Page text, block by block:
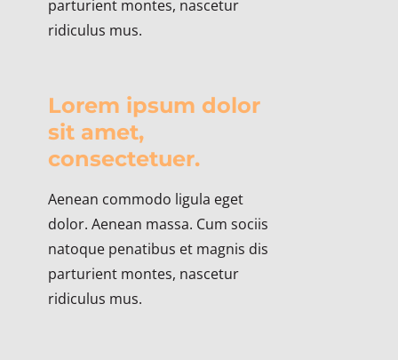
parturient montes, nascetur
ridiculus mus.
Lorem ipsum dolor
sit amet,
consectetuer.
Aenean commodo ligula eget
dolor. Aenean massa. Cum sociis
natoque penatibus et magnis dis
parturient montes, nascetur
ridiculus mus.